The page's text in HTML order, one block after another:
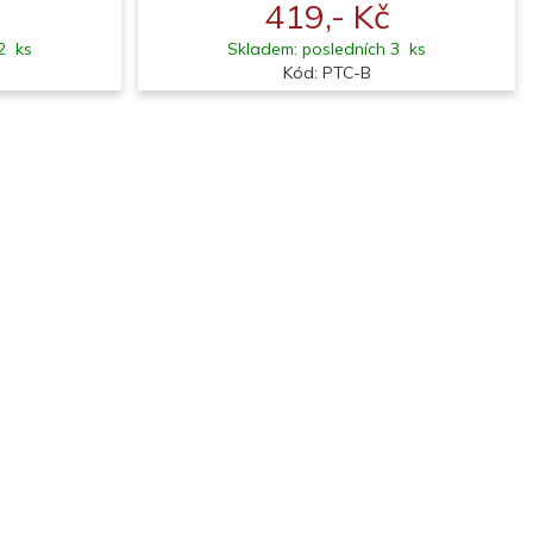
ks
419,- Kč
Skladem: posledních 3 ks
Kód: PTC-B